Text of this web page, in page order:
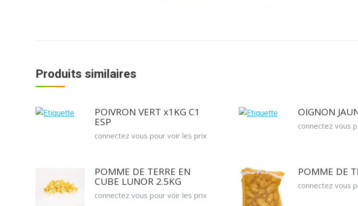
Produits similaires
POIVRON VERT x1KG C1
ESP
connectez vous pour voir les prix
OIGNON
connectez vous
POMME DE TERRE EN
CUBE LUNOR 2.5KG
connectez vous pour voir les prix
POMME DE
connectez vous